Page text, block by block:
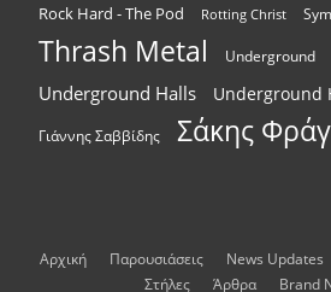
Rock Hard - The Pod Rotting Christ
Thrash Metal Underground
Underground Halls Underground
Γιάννης Σαββίδης Σάκης
Αρχική Παρουσιάσεις News Updates
Στήλες
Άρθρα Brand